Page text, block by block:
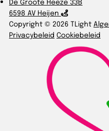
6598 AV Heijen
Copyright © 2026 TLight
Privacybeleid Cookiebeleid